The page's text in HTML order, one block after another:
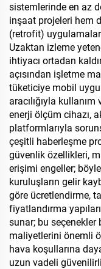
sistemlerinde en az
inşaat projeleri hem
(retrofit)
Uzaktan izleme
ihtiyacı ortadan
açısından işletme
tüketiciye mobil
aracılığıyla
enerji ölçüm cihazı,
platformlarıyla
çeşitli haberleşme
güvenlik özellikleri,
erişimi engeller;
kuruluşların gelir
göre ücretlendirme,
fiyatlandırma
sunar; bu
maliyetlerini önemli
hava koşullarına
uzun vadeli